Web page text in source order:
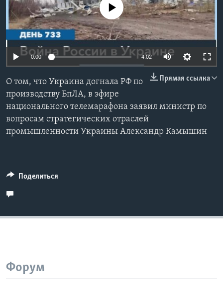
Learning English
СОЦИАЛЬНЫЕ СЕТИ
Языки
No media source currently available
0:00 4:02
Прямая ссылка
О том, что Украина догнала РФ по
производству БпЛА, в эфире
национального телемарафона заявил министр по
вопросам стратегических отраслей
промышленности Украины Александр Камышин
Поделиться
Форум